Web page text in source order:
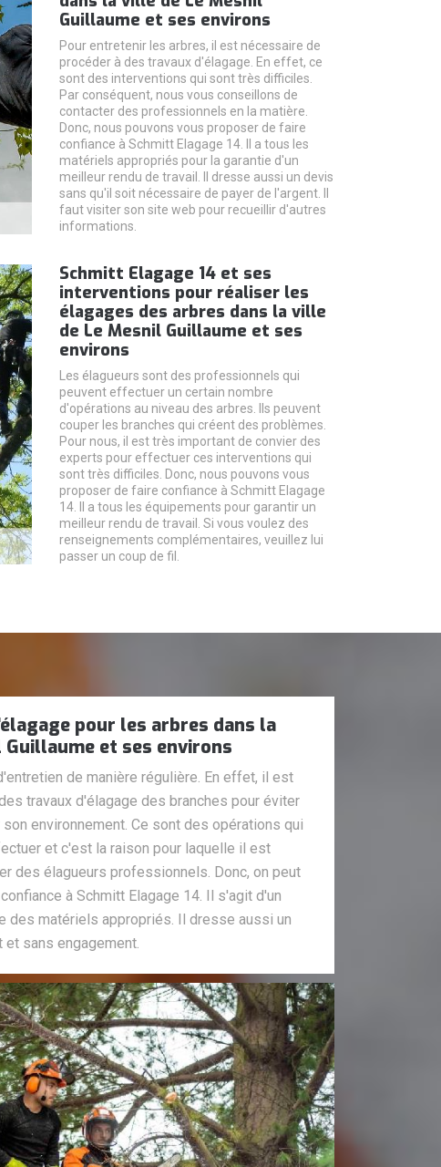
Guillaume et ses environs
Pour entretenir les arbres, il est nécessaire de
procéder à des travaux d'élagage. En effet, ce
sont des interventions qui sont très difficiles.
Par conséquent, nous vous conseillons de
contacter des professionnels en la matière.
Donc, nous pouvons vous proposer de faire
confiance à Schmitt Elagage 14. Il a tous les
matériels appropriés pour la garantie d'un
meilleur rendu de travail. Il dresse aussi un devis
sans qu'il soit nécessaire de payer de l'argent. Il
faut visiter son site web pour recueillir d'autres
informations.
Schmitt Elagage 14 et ses
interventions pour réaliser les
élagages des arbres dans la ville
de Le Mesnil Guillaume et ses
environs
Les élagueurs sont des professionnels qui
peuvent effectuer un certain nombre
d'opérations au niveau des arbres. Ils peuvent
couper les branches qui créent des problèmes.
Pour nous, il est très important de convier des
experts pour effectuer ces interventions qui
sont très difficiles. Donc, nous pouvons vous
proposer de faire confiance à Schmitt Elagage
14. Il a tous les équipements pour garantir un
meilleur rendu de travail. Si vous voulez des
renseignements complémentaires, veuillez lui
passer un coup de fil.
pour les arbres dans la
et ses environs
de manière régulière. En effet, il est
travaux d'élagage des branches pour éviter
environnement. Ce sont des opérations qui
et c'est la raison pour laquelle il est
des élagueurs professionnels. Donc, on peut
à Schmitt Elagage 14. Il s'agit d'un
des matériels appropriés. Il dresse aussi un
sans engagement.